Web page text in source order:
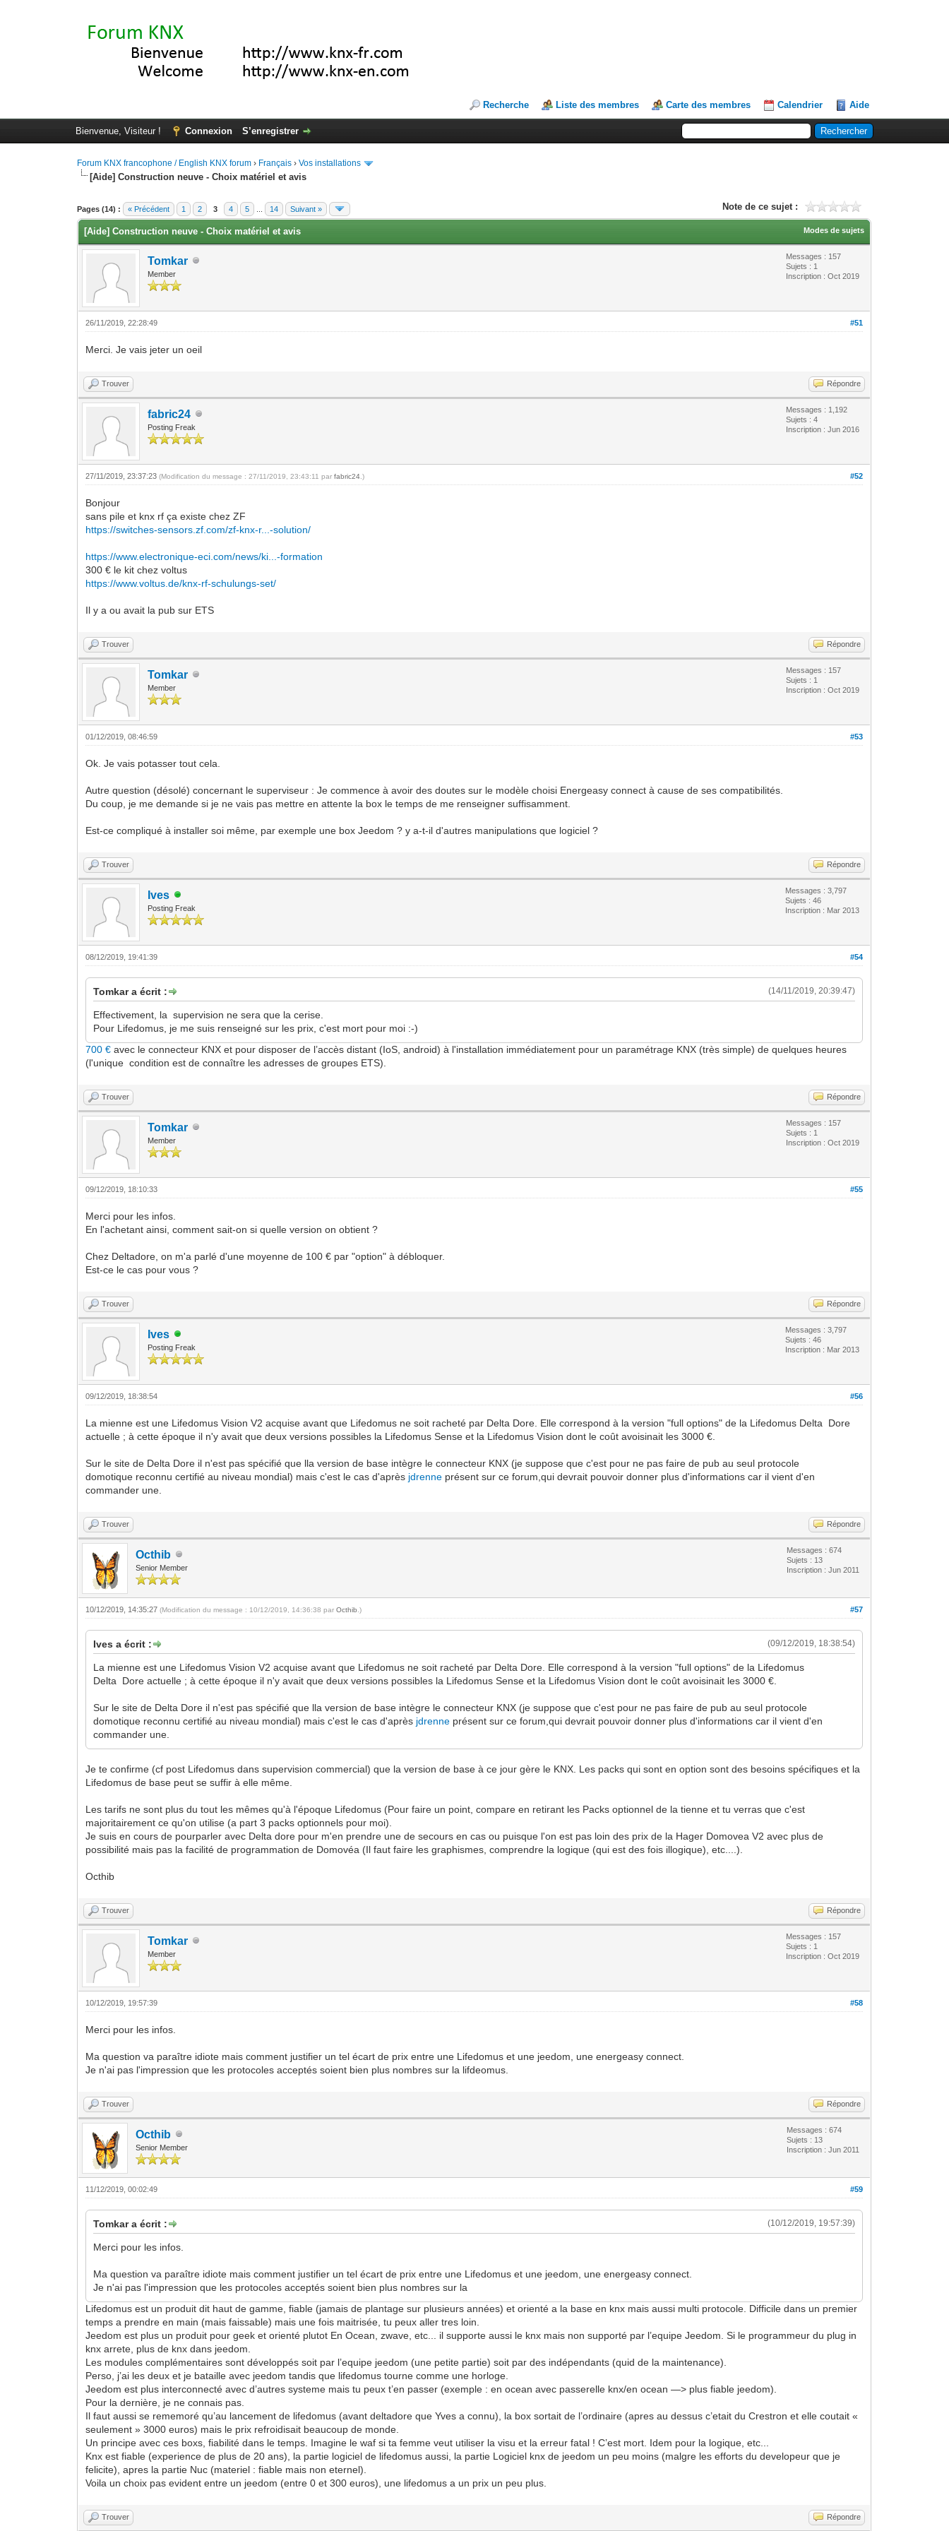
Recherche Liste des membres Carte des membres Calendrier Aide
Bienvenue, Visiteur ! Connexion S’enregistrer
Forum KNX francophone / English KNX forum › Français ›Vos installations
[Aide] Construction neuve - Choix matériel et avis
Pages (14) : « Précédent 1 2 3 4 5 14 Suivant » Note de ce sujet :
Moyenne : 0 (0 vote(s))
1
2
3
4
5
Modes de sujets
[Aide] Construction neuve - Choix matériel et avis
Tomkar
Member
Messages : 157
Sujets : 1
Inscription : Oct 2019
#51
26/11/2019, 22:28:49
Merci. Je vais jeter un oeil
Trouver Répondre
fabric24
Posting Freak
Messages : 1,192
Sujets : 4
Inscription : Jun 2016
#52
27/11/2019, 23:37:23(Modification du message : 27/11/2019, 23:43:11 parfabric24 .)
Bonjour
sans pile et knx rf ça existe chez ZF
https://switches-sensors.zf.com/zf-knx-r...-solution/
https://www.electronique-eci.com/news/ki...-formation
300 € le kit chez voltus
https://www.voltus.de/knx-rf-schulungs-set/
Il y a ou avait la pub sur ETS
Trouver Répondre
Tomkar
Member
Messages : 157
Sujets : 1
Inscription : Oct 2019
#53
01/12/2019, 08:46:59
Ok. Je vais potasser tout cela.
Autre question (désolé) concernant le superviseur : Je commence à avoir des doutes sur le modèle choisi Energeasy connect à cause de ses compatibilités.
Du coup, je me demande si je ne vais pas mettre en attente la box le temps de me renseigner suffisamment.
Est-ce compliqué à installer soi même, par exemple une box Jeedom ? y a-t-il d'autres manipulations que logiciel ?
Trouver Répondre
Ives
Posting Freak
Messages : 3,797
Sujets : 46
Inscription : Mar 2013
#54
08/12/2019, 19:41:39
(14/11/2019, 20:39:47)
Tomkar a écrit :
Effectivement, la supervision ne sera que la cerise.
Pour Lifedomus, je me suis renseigné sur les prix, c'est mort pour moi :-)
700 €avec le connecteur KNX et pour disposer de l’accès distant (IoS, android) à l'installation immédiatement pour un paramétrage KNX (très simple) de quelques heures
(l'unique condition est de connaître les adresses de groupes ETS).
Trouver Répondre
Tomkar
Member
Messages : 157
Sujets : 1
Inscription : Oct 2019
#55
09/12/2019, 18:10:33
Merci pour les infos.
En l'achetant ainsi, comment sait-on si quelle version on obtient ?
Chez Deltadore, on m'a parlé d'une moyenne de 100 € par "option" à débloquer.
Est-ce le cas pour vous ?
Trouver Répondre
Ives
Posting Freak
Messages : 3,797
Sujets : 46
Inscription : Mar 2013
#56
09/12/2019, 18:38:54
La mienne est une Lifedomus Vision V2 acquise avant que Lifedomus ne soit racheté par Delta Dore. Elle correspond à la version "full options" de la Lifedomus Delta Dore
actuelle ; à cette époque il n'y avait que deux versions possibles la Lifedomus Sense et la Lifedomus Vision dont le coût avoisinait les 3000 €.
Sur le site de Delta Dore il n'est pas spécifié que lla version de base intègre le connecteur KNX (je suppose que c'est pour ne pas faire de pub au seul protocole
domotique reconnu certifié au niveau mondial) mais c'est le cas d'après jdrenne présent sur ce forum,qui devrait pouvoir donner plus d'informations car il vient d'en
commander une.
Trouver Répondre
Octhib
Senior Member
Messages : 674
Sujets : 13
Inscription : Jun 2011
#57
10/12/2019, 14:35:27(Modification du message : 10/12/2019, 14:36:38 parOcthib .)
(09/12/2019, 18:38:54)
Ives a écrit :
La mienne est une Lifedomus Vision V2 acquise avant que Lifedomus ne soit racheté par Delta Dore. Elle correspond à la version "full options" de la Lifedomus
Delta Dore actuelle ; à cette époque il n'y avait que deux versions possibles la Lifedomus Sense et la Lifedomus Vision dont le coût avoisinait les 3000 €.
Sur le site de Delta Dore il n'est pas spécifié que lla version de base intègre le connecteur KNX (je suppose que c'est pour ne pas faire de pub au seul protocole
domotique reconnu certifié au niveau mondial) mais c'est le cas d'après jdrenne présent sur ce forum,qui devrait pouvoir donner plus d'informations car il vient d'en
commander une.
Je te confirme (cf post Lifedomus dans supervision commercial) que la version de base à ce jour gère le KNX. Les packs qui sont en option sont des besoins spécifiques et la
Lifedomus de base peut se suffir à elle même.
Les tarifs ne sont plus du tout les mêmes qu'à l'époque Lifedomus (Pour faire un point, compare en retirant les Packs optionnel de la tienne et tu verras que c'est
majoritairement ce qu'on utilise (a part 3 packs optionnels pour moi).
Je suis en cours de pourparler avec Delta dore pour m'en prendre une de secours en cas ou puisque l'on est pas loin des prix de la Hager Domovea V2 avec plus de
possibilité mais pas la facilité de programmation de Domovéa (Il faut faire les graphismes, comprendre la logique (qui est des fois illogique), etc....).
Octhib
Trouver Répondre
Tomkar
Member
Messages : 157
Sujets : 1
Inscription : Oct 2019
#58
10/12/2019, 19:57:39
Merci pour les infos.
Ma question va paraître idiote mais comment justifier un tel écart de prix entre une Lifedomus et une jeedom, une energeasy connect.
Je n'ai pas l'impression que les protocoles acceptés soient bien plus nombres sur la lifdeomus.
Trouver Répondre
Octhib
Senior Member
Messages : 674
Sujets : 13
Inscription : Jun 2011
#59
11/12/2019, 00:02:49
(10/12/2019, 19:57:39)
Tomkar a écrit :
Merci pour les infos.
Ma question va paraître idiote mais comment justifier un tel écart de prix entre une Lifedomus et une jeedom, une energeasy connect.
Je n'ai pas l'impression que les protocoles acceptés soient bien plus nombres sur la
Lifedomus est un produit dit haut de gamme, fiable (jamais de plantage sur plusieurs années) et orienté a la base en knx mais aussi multi protocole. Difficile dans un premier
temps a prendre en main (mais faissable) mais une fois maitrisée, tu peux aller tres loin.
Jeedom est plus un produit pour geek et orienté plutot En Ocean, zwave, etc... il supporte aussi le knx mais non supporté par l’equipe Jeedom. Si le programmeur du plug in
knx arrete, plus de knx dans jeedom.
Les modules complémentaires sont développés soit par l’equipe jeedom (une petite partie) soit par des indépendants (quid de la maintenance).
Perso, j’ai les deux et je bataille avec jeedom tandis que lifedomus tourne comme une horloge.
Jeedom est plus interconnecté avec d’autres systeme mais tu peux t’en passer (exemple : en ocean avec passerelle knx/en ocean —> plus fiable jeedom).
Pour la dernière, je ne connais pas.
Il faut aussi se rememoré qu’au lancement de lifedomus (avant deltadore que Yves a connu), la box sortait de l’ordinaire (apres au dessus c’etait du Crestron et elle coutait «
seulement » 3000 euros) mais le prix refroidisait beaucoup de monde.
Un principe avec ces boxs, fiabilité dans le temps. Imagine le waf si ta femme veut utiliser la visu et la erreur fatal ! C’est mort. Idem pour la logique, etc...
Knx est fiable (experience de plus de 20 ans), la partie logiciel de lifedomus aussi, la partie Logiciel knx de jeedom un peu moins (malgre les efforts du developeur que je
felicite), apres la partie Nuc (materiel : fiable mais non eternel).
Voila un choix pas evident entre un jeedom (entre 0 et 300 euros), une lifedomus a un prix un peu plus.
Trouver Répondre